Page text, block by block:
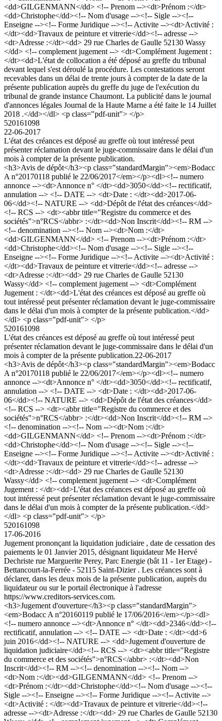
<dd>GILGENMANN</dd> <!-- Prenom --><dt>Prénom :</dt>
<dd>Christophe</dd><!-- Nom d'usage --><!-- Sigle --><!--
Enseigne --><!-- Forme Juridique --><!-- Activite --><dt>Activité :
</dt><dd>Travaux de peinture et vitrerie</dd><!-- adresse -->
<dt>Adresse :</dt><dd> 29 rue Charles de Gaulle 52130 Wassy
</dd> <!-- complement jugement --> <dt>Complément Jugement :
</dt><dd>L'état de collocation a été déposé au greffe du tribunal
devant lequel s'est déroulé la procédure. Les contestations seront
recevables dans un délai de trente jours à compter de la date de la
présente publication auprès du greffe du juge de l'exécution du
tribunal de grande instance Chaumont. La publicité dans le journal
d'annonces légales Journal de la Haute Marne a été faite le 14 Juillet
2018 .</dd></dl> <p class="pdf-unit"> </p>
520161098
22-06-2017
L'état des créances est déposé au greffe où tout intéressé peut
présenter réclamation devant le juge-commissaire dans le délai d'un
mois à compter de la présente publication.
<h3>Avis de dépôt</h3><p class="standardMargin"><em>Bodacc
A n°20170118 publié le 22/06/2017</em></p><dl><!-- numero
annonce --><dt>Annonce n° </dt><dd>3050</dd><!-- rectificatif,
annulation --> <!-- DATE --> <dt>Date : </dt><dd>2017-06-
06</dd><!-- NATURE --> <dd>Dépôt de l'état des créances</dd>
<!-- RCS --> <dt><abbr title="Registre du commerce et des
sociétés">n°RCS</abbr> :</dt><dd>Non Inscrit</dd><!-- RM -->
<!-- denomination --><!-- Nom --><dt>Nom :</dt>
<dd>GILGENMANN</dd> <!-- Prenom --><dt>Prénom :</dt>
<dd>Christophe</dd><!-- Nom d'usage --><!-- Sigle --><!--
Enseigne --><!-- Forme Juridique --><!-- Activite --><dt>Activité :
</dt><dd>Travaux de peinture et vitrerie</dd><!-- adresse -->
<dt>Adresse :</dt><dd> 29 rue Charles de Gaulle 52130
Wassy</dd> <!-- complement jugement --> <dt>Complément
Jugement : </dt><dd>L'état des créances est déposé au greffe où
tout intéressé peut présenter réclamation devant le juge-commissaire
dans le délai d'un mois à compter de la présente publication.</dd>
</dl> <p class="pdf-unit"> </p>
520161098
L'état des créances est déposé au greffe où tout intéressé peut
présenter réclamation devant le juge-commissaire dans le délai d'un
mois à compter de la présente publication.22-06-2017
<h3>Avis de dépôt</h3><p class="standardMargin"><em>Bodacc
A n°20170118 publié le 22/06/2017</em></p><dl><!-- numero
annonce --><dt>Annonce n° </dt><dd>3050</dd><!-- rectificatif,
annulation --> <!-- DATE --> <dt>Date : </dt><dd>2017-06-
06</dd><!-- NATURE --> <dd>Dépôt de l'état des créances</dd>
<!-- RCS --> <dt><abbr title="Registre du commerce et des
sociétés">n°RCS</abbr> :</dt><dd>Non Inscrit</dd><!-- RM -->
<!-- denomination --><!-- Nom --><dt>Nom :</dt>
<dd>GILGENMANN</dd> <!-- Prenom --><dt>Prénom :</dt>
<dd>Christophe</dd><!-- Nom d'usage --><!-- Sigle --><!--
Enseigne --><!-- Forme Juridique --><!-- Activite --><dt>Activité :
</dt><dd>Travaux de peinture et vitrerie</dd><!-- adresse -->
<dt>Adresse :</dt><dd> 29 rue Charles de Gaulle 52130
Wassy</dd> <!-- complement jugement --> <dt>Complément
Jugement : </dt><dd>L'état des créances est déposé au greffe où
tout intéressé peut présenter réclamation devant le juge-commissaire
dans le délai d'un mois à compter de la présente publication.</dd>
</dl> <p class="pdf-unit"> </p>
520161098
17-06-2016
Jugement prononçant la liquidation judiciaire , date de cessation des
paiements le 01 Janvier 2015, désignant liquidateur Me Hervé
Dechriste rue Marguerite Perey, Parc Energie (bât 11 - 1er Etage) -
Bettancourt-la-Ferrée - 52115 Saint-Dizier . Les créances sont à
déclarer, dans les deux mois de la présente publication, auprès du
liquidateur ou sur le portail électronique à l'adresse
https://www.creditors-services.com.
<h3>Jugement d'ouverture</h3><p class="standardMargin">
<em>Bodacc A n°20160119 publié le 17/06/2016</em></p><dl>
<!-- numero annonce --><dt>Annonce n° </dt><dd>2346</dd><!--
rectificatif, annulation --> <!-- DATE --> <dt>Date : </dt><dd>6
juin 2016</dd><!-- NATURE --> <dd>Jugement d'ouverture de
liquidation judiciaire</dd><!-- RCS --> <dt><abbr title="Registre
du commerce et des sociétés">n°RCS</abbr> :</dt><dd>Non
Inscrit</dd><!-- RM --><!-- denomination --><!-- Nom -->
<dt>Nom :</dt><dd>GILGENMANN</dd> <!-- Prenom -->
<dt>Prénom :</dt><dd>Christophe</dd><!-- Nom d'usage --><!--
Sigle --><!-- Enseigne --><!-- Forme Juridique --><!-- Activite -->
<dt>Activité : </dt><dd>Travaux de peinture et vitrerie</dd><!--
adresse --><dt>Adresse :</dt><dd> 29 rue Charles de Gaulle 52130